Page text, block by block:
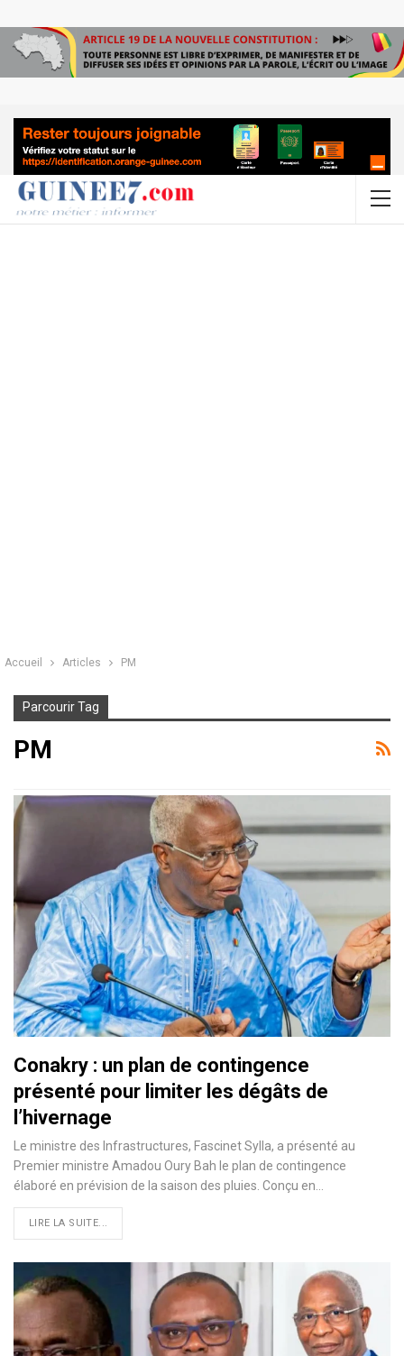
Accueil Articles PM
Parcourir Tag
PM
Conakry : un plan de contingence
présenté pour limiter les dégâts de
l’hivernage
Le ministre des Infrastructures, Fascinet Sylla, a présenté au
Premier ministre Amadou Oury Bah le plan de contingence
élaboré en prévision de la saison des pluies. Conçu en…
LIRE LA SUITE...